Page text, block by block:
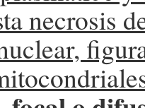
necrosis